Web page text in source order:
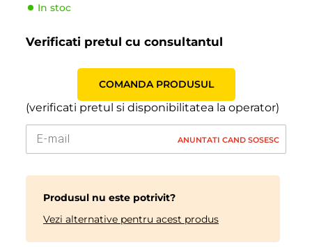
Producator
In stoc
Verificati pretul cu consultantul
COMANDA PRODUSUL
(verificati pretul si disponibilitatea la operator)
ANUNTATI CAND SOSESC
Produsul nu este potrivit?
Vezi alternative pentru acest produs